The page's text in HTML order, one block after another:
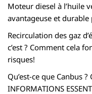
Moteur diesel à l’huile
avantageuse et durable
Recirculation des gaz
c’est ? Comment cela
risques!
Qu’est-ce que Canbus
INFORMATIONS